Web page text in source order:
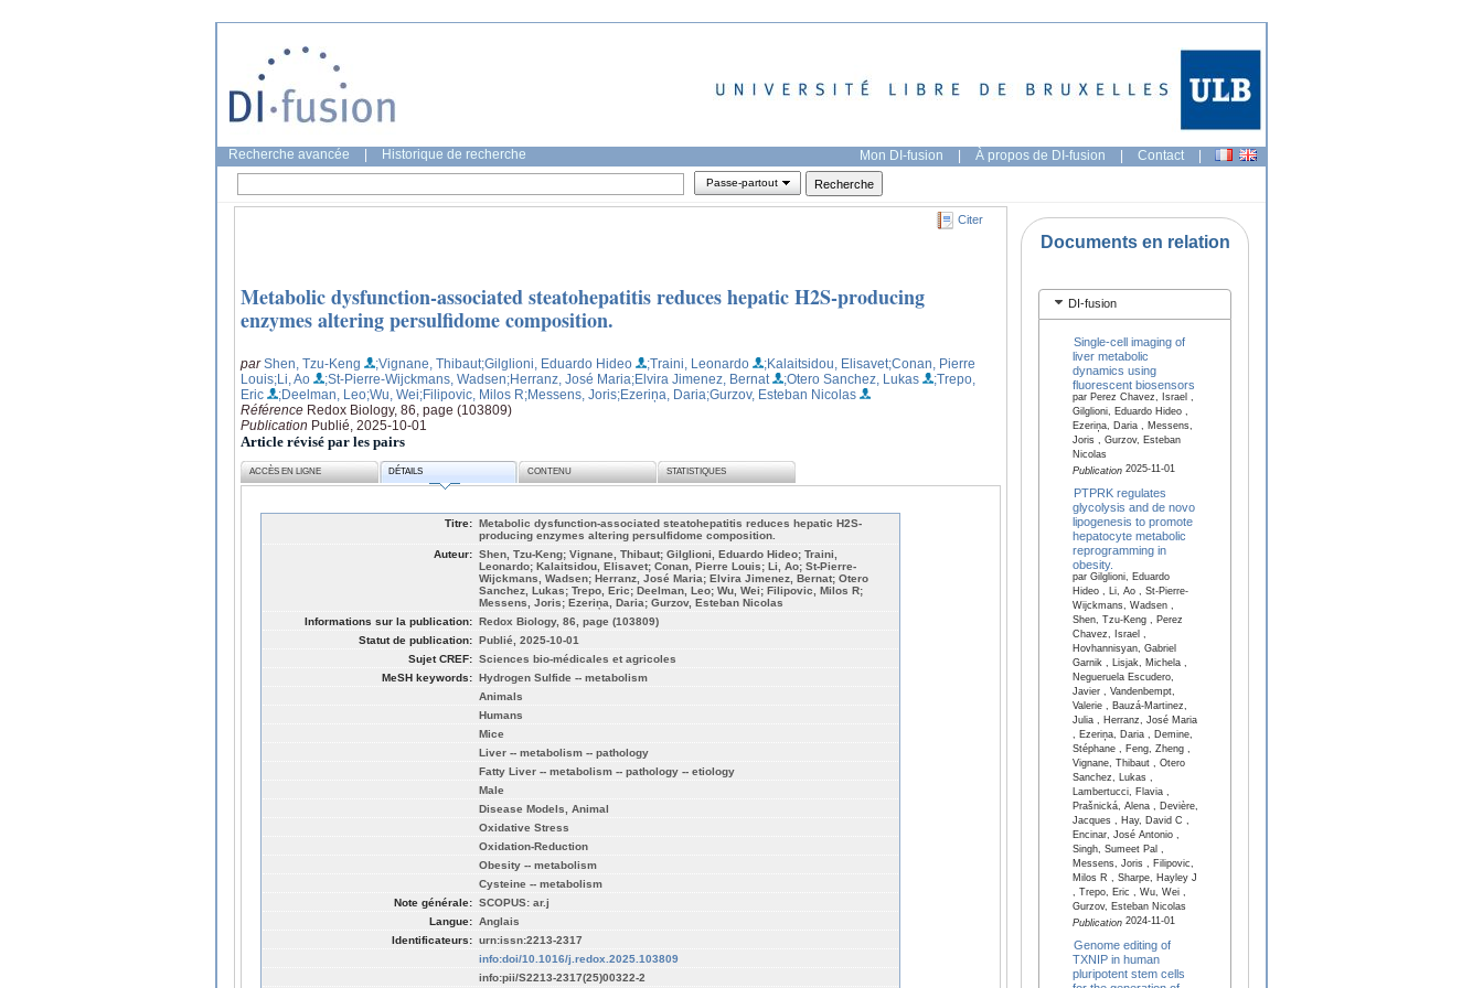
Recherche avancée Historique de recherche Mon DI-fusion | À propos de DI-fusion | Contact |
Passe-partout
Citer
Metabolic dysfunction-associated steatohepatitis reduces hepatic H2S-producing
enzymes altering persulfidome composition.
parShen, Tzu-Keng ;Vignane, Thibaut;Gilglioni, Eduardo Hideo ;Traini, Leonardo ;Kalaitsidou, Elisavet;Conan, Pierre
Louis;Li, Ao ;St-Pierre-Wijckmans, Wadsen;Herranz, José Maria;Elvira Jimenez, Bernat ;Otero Sanchez, Lukas
;Trepo,
Eric
;Deelman, Leo;Wu, Wei;Filipovic, Milos R;Messens, Joris;Ezeriņa, Daria;Gurzov, Esteban Nicolas
Référence Redox Biology, 86, page (103809)
Publication Publié, 2025-10-01
Article révisé par les pairs
ACCÈS EN LIGNE DÉTAILS CONTENU STATISTIQUES
Titre: Metabolic dysfunction-associated steatohepatitis reduces hepatic H2S-
producing enzymes altering persulfidome composition.
Auteur: Shen, Tzu-Keng; Vignane, Thibaut; Gilglioni, Eduardo Hideo; Traini,
Leonardo; Kalaitsidou, Elisavet; Conan, Pierre Louis; Li, Ao; St-Pierre-
Wijckmans, Wadsen; Herranz, José Maria; Elvira Jimenez, Bernat; Otero
Sanchez, Lukas; Trepo, Eric; Deelman, Leo; Wu, Wei; Filipovic, Milos R;
Messens, Joris; Ezeriņa, Daria; Gurzov, Esteban Nicolas
Informations sur la publication: Redox Biology, 86, page (103809)
Statut de publication: Publié, 2025-10-01
Sujet CREF: Sciences bio-médicales et agricoles
MeSH keywords: Hydrogen Sulfide -- metabolism
Animals
Humans
Mice
Liver -- metabolism -- pathology
Fatty Liver -- metabolism -- pathology -- etiology
Male
Disease Models, Animal
Oxidative Stress
Oxidation-Reduction
Obesity -- metabolism
Cysteine -- metabolism
Note générale: SCOPUS: ar.j
Langue: Anglais
Identificateurs: urn:issn:2213-2317
info:doi/10.1016/j.redox.2025.103809
info:pii/S2213-2317(25)00322-2
Documents en relation
DI-fusion
Single-cell imaging of
liver metabolic
dynamics using
fluorescent biosensors
par Perez Chavez, Israel ,
Gilglioni, Eduardo Hideo ,
Ezeriņa, Daria , Messens,
Joris , Gurzov, Esteban
Nicolas
Publication2025-11-01
PTPRK regulates
glycolysis and de novo
lipogenesis to promote
hepatocyte metabolic
reprogramming in
obesity.
par Gilglioni, Eduardo
Hideo , Li, Ao , St-Pierre-
Wijckmans, Wadsen ,
Shen, Tzu-Keng , Perez
Chavez, Israel ,
Hovhannisyan, Gabriel
Garnik , Lisjak, Michela ,
Negueruela Escudero,
Javier , Vandenbempt,
Valerie , Bauzá-Martinez,
Julia , Herranz, José Maria
, Ezeriņa, Daria , Demine,
Stéphane , Feng, Zheng ,
Vignane, Thibaut , Otero
Sanchez, Lukas ,
Lambertucci, Flavia ,
Prašnická, Alena , Devière,
Jacques , Hay, David C ,
Encinar, José Antonio ,
Singh, Sumeet Pal ,
Messens, Joris , Filipovic,
Milos R , Sharpe, Hayley J
, Trepo, Eric , Wu, Wei ,
Gurzov, Esteban Nicolas
Publication2024-11-01
Genome editing of
TXNIP in human
pluripotent stem cells